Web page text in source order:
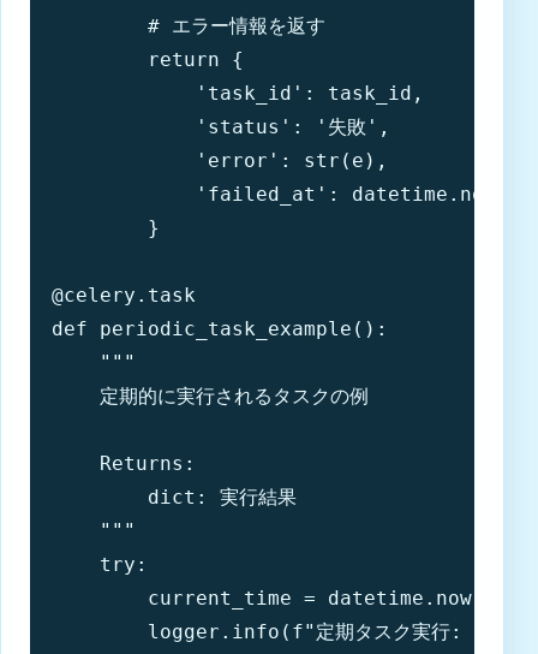
        # エラー情報を返す
        return {
            'task_id': task_id,
            'status': '失敗',
            'error': str(e),
'failed_at':
        }
@celery.task
def periodic_task_example():
    """
    定期的に実行されるタスクの例
    Returns:
        dict: 実行結果
    """
    try:
current_time =
logger.info(f"定期タスク実行: